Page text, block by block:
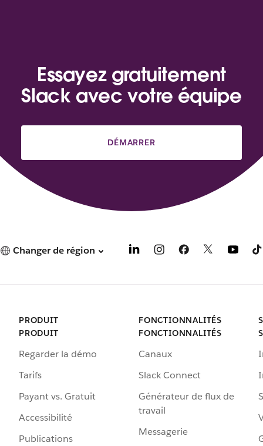
Essayez gratuitement
Slack avec votre équipe
DÉMARRER
Changer de région
PRODUIT
PRODUIT
Regarder la démo
Tarifs
Payant vs. Gratuit
Accessibilité
Publications
FONCTIONNALITÉS
FONCTIONNALITÉS
Canaux
Slack Connect
Générateur de flux de
travail
Messagerie